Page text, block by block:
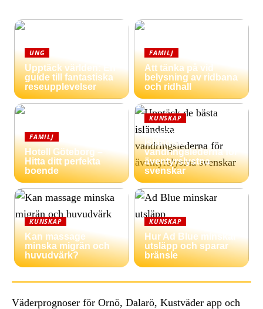
UNG
Upptäck världen: En
guide till fantastiska
reseupplevelser
FAMILJ
Att tänka på vid
belysning av ridbana
och ridhall
FAMILJ
Hotell Göteborg –
Hitta ditt perfekta
boende
KUNSKAP
Upptäck de bästa
isländska
vandringslederna för
äventyrslystna
svenskar
KUNSKAP
Kan massage
minska migrän och
huvudvärk?
KUNSKAP
Hur Ad Blue minskar
utsläpp och sparar
bränsle
Väderprognoser för Ornö, Dalarö, Kustväder app och